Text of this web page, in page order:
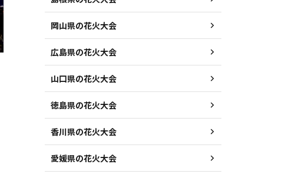
岡山県の花火大会
広島県の花火大会
山口県の花火大会
徳島県の花火大会
香川県の花火大会
愛媛県の花火大会